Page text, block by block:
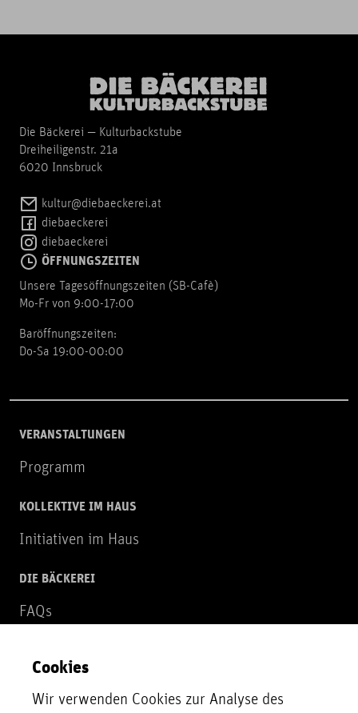
Die Bäckerei — Kulturbackstube
Dreiheiligenstr. 21a
6020 Innsbruck
kultur@diebaeckerei.at
diebaeckerei
diebaeckerei
ÖFFNUNGSZEITEN
Unsere Tagesöffnungszeiten (SB-Cafè)
Mo-Fr von 9:00-17:00
Baröffnungszeiten:
Do-Sa 19:00-00:00
VERANSTALTUNGEN
Programm
KOLLEKTIVE IM HAUS
Initiativen im Haus
DIE BÄCKEREI
FAQs
NEWSLETTER
Zur Newsletter Anmeldung
Cookies
Wir verwenden Cookies zur Analyse des